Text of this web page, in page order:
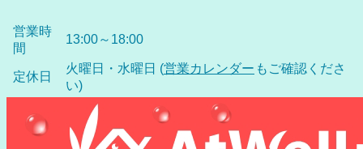
営業時
間
13:00～18:00
定休日
火曜日・水曜日 (営業カレンダー もご確認くださ
い)